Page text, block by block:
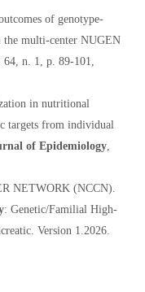
of genotype-
the multi-center NUGEN
64, n. 1, p. 89-101,
in nutritional
targets from individual
of Epidemiology,
NETWORK (NCCN).
: Genetic/Familial High-
Version 1.2026.